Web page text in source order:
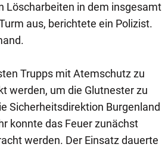
Löscharbeiten in dem insgesamt
aus, berichtete ein Polizist.
Trupps mit Atemschutz zu
werden, um die Glutnester zu
Sicherheitsdirektion Burgenland
konnte das Feuer zunächst
werden. Der Einsatz dauerte